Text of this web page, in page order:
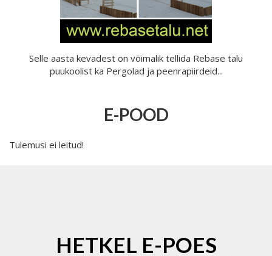
Selle aasta kevadest on võimalik tellida Rebase talu
puukoolist ka Pergolad ja peenrapiirdeid...
E-POOD
Tulemusi ei leitud!
HETKEL E-POES